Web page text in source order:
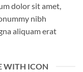
dolor sit amet,
nibh
aliquam erat
WITH ICON